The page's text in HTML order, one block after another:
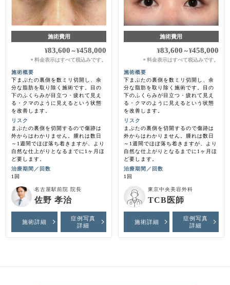
施術費用
¥83,600 ～¥458,000
＊料金表示はすべて税込みです。
施術概要
下まぶたの裏側を数ミリ切開し、余
分な脂肪を取り除く施術です。目の
下のふくらみが目立つ・疲れて見え
る・クマのように見えるという状態
を改善します。
リスク
まぶたの裏側を切開するので傷跡は
外からはわかりません。腫れは数日
～1週間でほぼ落ち着きますが、より
自然な仕上がりとなるまでに1ヶ月ほ
ど要します。
治療期間／回数
1回
名古屋駅前院 院長
佐野 孝治
施術詳細
症例写真
詳細
施術費用
¥83,600 ～¥458,000
＊ 料金表示はすべて税込みです。
施術概要
下まぶたの裏側を数ミリ切開し、余
分な脂肪を取り除く施術です。目の
下のふくらみが目立つ・疲れて見え
る・クマのように見えるという状態
を改善します。
リスク
まぶたの裏側を切開するので傷跡は
外からはわかりません。腫れは数日
～1週間でほぼ落ち着きますが、より
自然な仕上がりとなるまでに1ヶ月ほ
ど要します。
治療期間／回数
1回
東京中央美容外科
TCB医師
施術詳細
症例写真
詳細